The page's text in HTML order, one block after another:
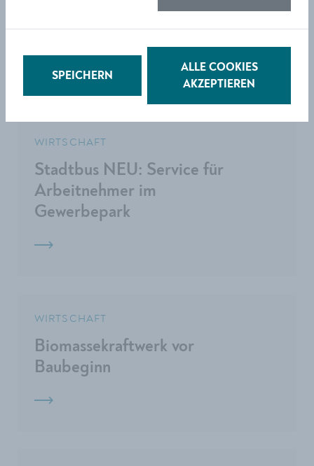
WIRTSCHAFT
Stadtbus NEU: Service für
Arbeitnehmer im
Gewerbepark
WIRTSCHAFT
Biomassekraftwerk vor
Baubeginn
SPEICHERN
ALLE COOKIES
AKZEPTIEREN